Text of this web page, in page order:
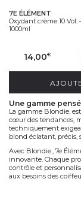
7E ÉLÉMENT
Oxydant crème 10 Vol.
1000ml
14,00€
une gamme
La gamme Blondie.
cœur des tendances,
techniquement
blond éclatant, précis,
Avec Blondie., 7e
innovante. Chaque
contrôle et
aux besoins des